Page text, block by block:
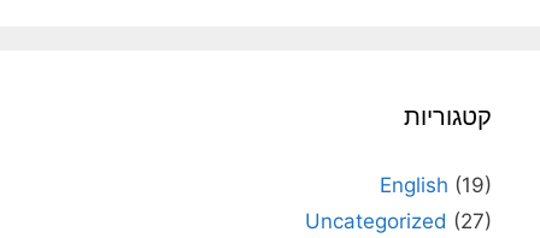
קטגוריות
English (19)
Uncategorized (27)